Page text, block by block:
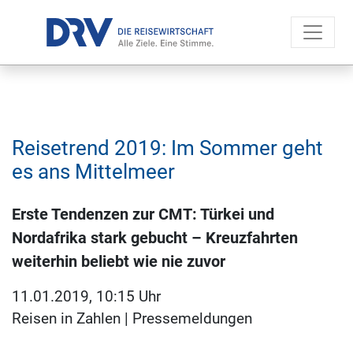
Reisetrend 2019: Im Sommer geht
es ans Mittelmeer
Erste Tendenzen zur CMT: Türkei und
Nordafrika stark gebucht – Kreuzfahrten
weiterhin beliebt wie nie zuvor
11.01.2019, 10:15 Uhr
Reisen in Zahlen | Pressemeldungen